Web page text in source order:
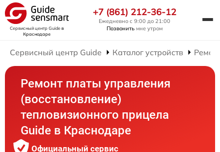
Сервисный центр Guideв
Краснодаре
+7 (861) 212-36-12
Ежедневно с 9:00 до 21:00
Позвонить мне утром
Сервисный центр Guide Каталог устройств
Ремонт платы управления
(восстановление)
тепловизионного прицела
Guide в Краснодаре
Официальный сервис